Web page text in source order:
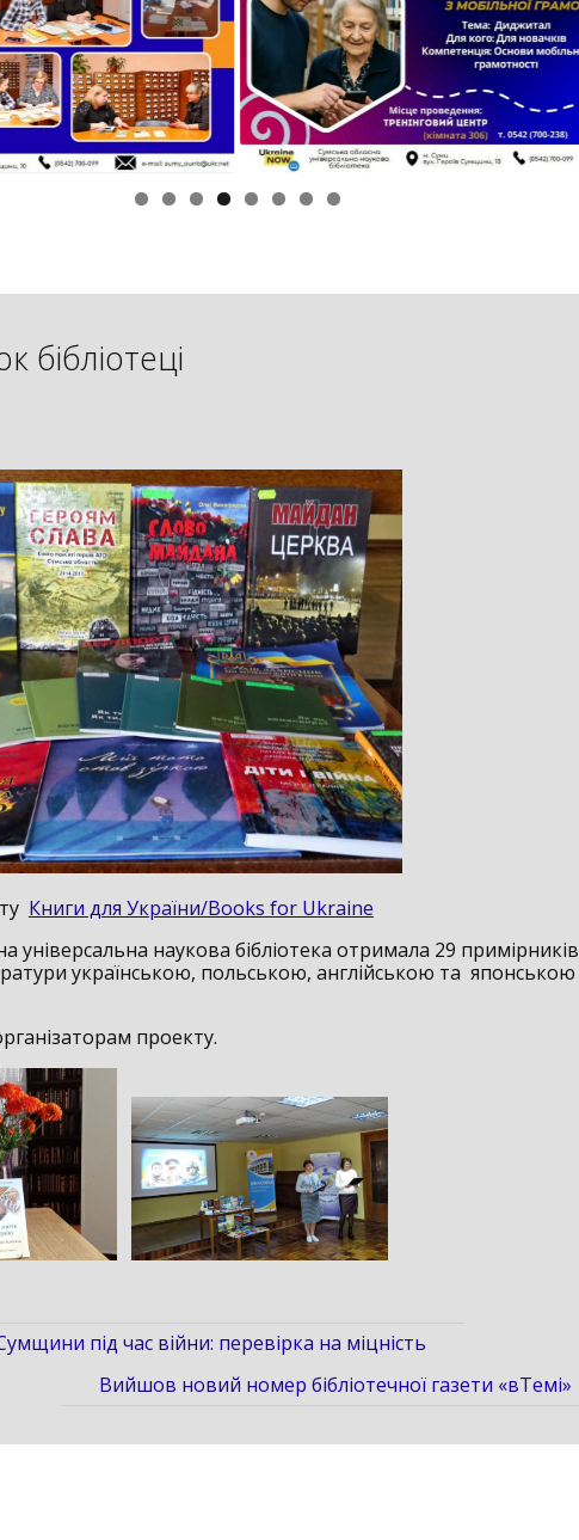
бібліотеці
Книги для України/Books for Ukraine
універсальна наукова бібліотека отримала 29 примірників
українською, польською, англійською та японською
проекту.
під час війни: перевірка на міцність
Вийшов новий номер бібліотечної газети «вТемі»